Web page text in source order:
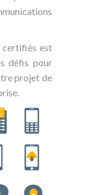
certifiés est
défis pour
projet de